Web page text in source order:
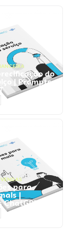
do
| Prompts
VENDAS
para
|
ChatGPT